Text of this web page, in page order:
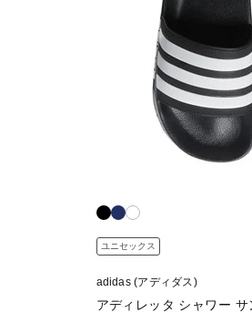
ユニセックス
adidas (アディダス)
アディレッタ シャワー サ